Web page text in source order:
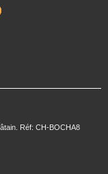
Réf: CH-BOCHA8